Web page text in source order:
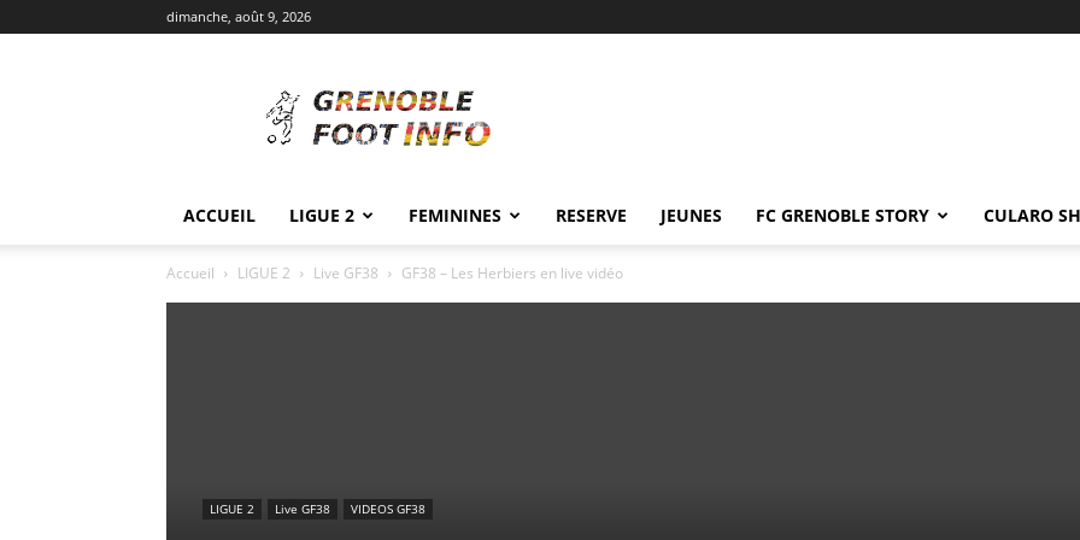
dimanche, août 9, 2026
Foot
Info
ACCUEIL LIGUE 2 FEMININES RESERVE JEUNES FC GRENOBLE STORY CULARO
Accueil LIGUE 2 Live GF38 GF38 – Les Herbiers en live vidéo
LIGUE 2 Live GF38 VIDEOS GF38